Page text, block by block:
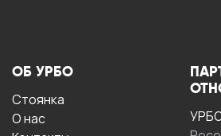
ОБ УРБО
Стоянка
О нас